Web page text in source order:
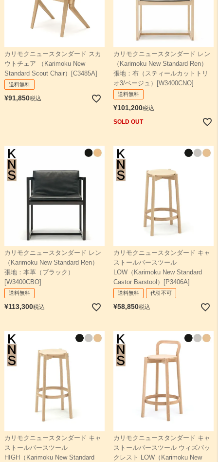
カリモクニュースタンダード スカ
ウトチェア （Karimoku New
Standard Scout Chair）[C3485A]
送料無料
¥91,850税込
カリモクニュースタンダード レン
（Karimoku New Standard Ren）
張地：布（スティールカットトリ
オ3/ベージュ）[W3400CNO]
送料無料
¥101,200税込
SOLD OUT
カリモクニュースタンダード レン
（Karimoku New Standard Ren）
張地：本革（ブラック）
[W3400CBO]
送料無料
¥113,300税込
カリモクニュースタンダード キャ
ストールバースツール
LOW（Karimoku New Standard
Castor Barstool）[P3406A]
送料無料 代引不可
¥58,850税込
カリモクニュースタンダード キャ
ストールバースツール
HIGH（Karimoku New Standard
カリモクニュースタンダード キャ
ストールバースツール ウィズバッ
クレスト LOW（Karimoku New